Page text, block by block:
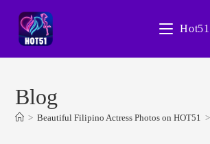
content
Blog
> Beautiful Filipino Actress Photos on HOT51 >